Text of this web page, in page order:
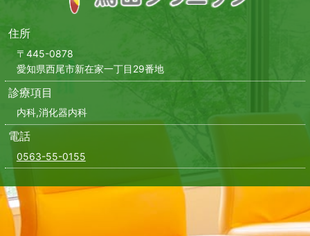
住所
〒445-0878
愛知県西尾市新在家一丁目29番地
診療項目
内科,消化器内科
電話
0563-55-0155